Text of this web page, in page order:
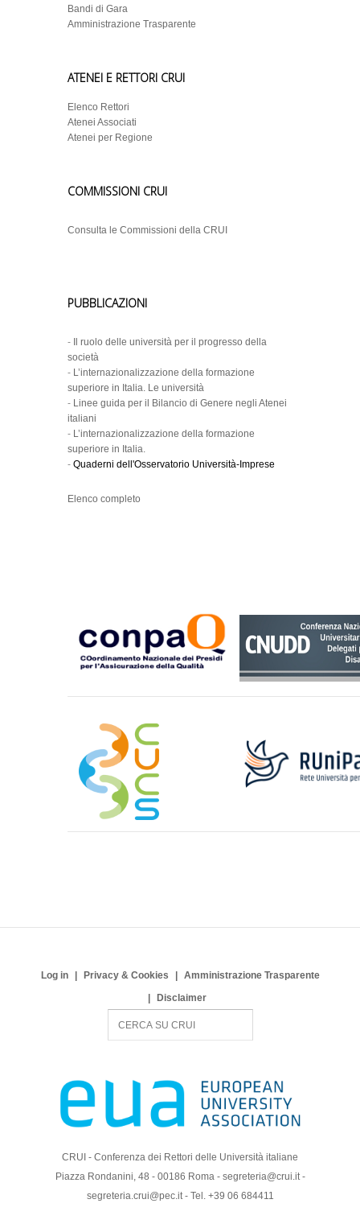
Bandi di Gara
Amministrazione Trasparente
ATENEI E RETTORI CRUI
Elenco Rettori
Atenei Associati
Atenei per Regione
COMMISSIONI CRUI
Consulta le Commissioni della CRUI
PUBBLICAZIONI
-
Il ruolo delle università per il progresso della
società
- L’internazionalizzazione della formazione
superiore in Italia. Le università
- Linee guida per il Bilancio di Genere negli Atenei
italiani
- L’internazionalizzazione della formazione
superiore in Italia.
- Quaderni dell'Osservatorio Università-Imprese
Elenco completo
Log in Privacy & Cookies
Amministrazione Trasparente
Disclaimer
c
CRUI - Conferenza dei Rettori delle Università italiane
Piazza Rondanini, 48 - 00186 Roma - segreteria@crui.it -
segreteria.crui@pec.it - Tel. +39 06 684411